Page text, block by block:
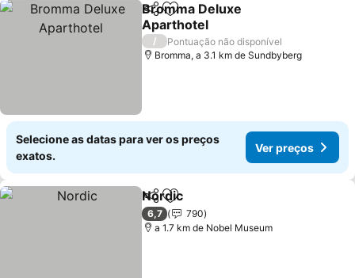
PartilharAdicionar aos favoritos
Bromma Deluxe
Aparthotel
Ver preços
/
Pontuação não disponível
Bromma, a 3.1 km de Sundbyberg
Selecione as datas para ver os preços
exatos.
Ver preços
PartilharAdicionar aos favoritos
Nordic
6,7
790
a 1.7 km de Nobel Museum